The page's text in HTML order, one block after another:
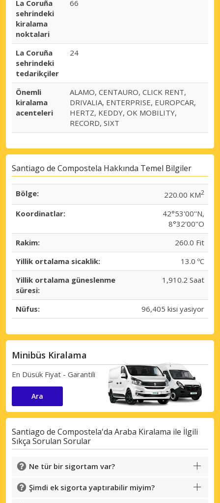
La Coruña
sehrindeki
kiralama
noktalari
66
La Coruña
sehrindeki
tedarikçiler
24
Önemli
kiralama
acenteleri
ALAMO, CENTAURO, CLICK RENT,
DRIVALIA, ENTERPRISE, EUROPCAR,
HERTZ, KEDDY, OK MOBILITY,
RECORD, SIXT
Santiago de Compostela Hakkında Temel Bilgiler
Bölge: 220.00 KM2
Koordinatlar:
42°53'00''N,
8°32'00''O
Rakim:
260.0 Fit
Yillik ortalama sicaklik:
13.0 ºC
Yillik ortalama güneslenme
süresi:
1,910.2 Saat
Nüfus: 96,405 kisi yasiyor
Minibüs Kiralama
En Düsük Fiyat - Garantili
Ara
Santiago de Compostela'da Araba Kiralama ile İlgili
Sıkça Sorulan Sorular
Ne tür bir sigortam var?
Şimdi ek sigorta yaptırabilir miyim?